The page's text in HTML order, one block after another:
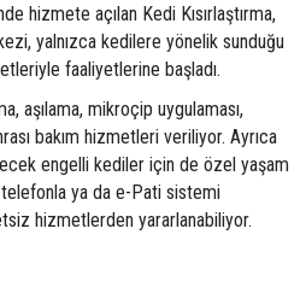
hizmete açılan Kedi Kısırlaştırma,
yalnızca kedilere yönelik sunduğu
faaliyetlerine başladı.
aşılama, mikroçip uygulaması,
bakım hizmetleri veriliyor. Ayrıca
engelli kediler için de özel yaşam
telefonla ya da e-Pati sistemi
hizmetlerden yararlanabiliyor.